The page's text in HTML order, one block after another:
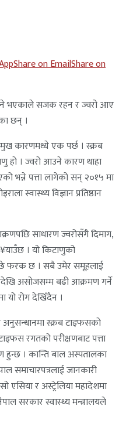
Share on EmailShare on
भएकाले सजक रहन र ज्वरो आए
छन् ।
कारणमध्ये एक पर्छ । स्क्रब
हो । ज्वरो आउने कारण थाहा
भन्ने पत्ता लागेको सन् २०१५ मा
स्वास्थ्य विज्ञान प्रतिष्ठान
साधारण ज्वरोसँगै दिमाग,
। यो किटाणुको
फरक छ । सबै उमेर समूहलाई
असोजसम्म बढी आक्रमण गर्ने
यो रोग देखिँदैन ।
स्क्रब टाइफसको
रगतको परीक्षणबाट पत्ता
हुन्छ । कान्ति बाल अस्पतालका
समाचारपत्रलाई जानकारी
र अस्ट्रेलिया महादेशमा
सरकार स्वास्थ्य मन्त्रालयले